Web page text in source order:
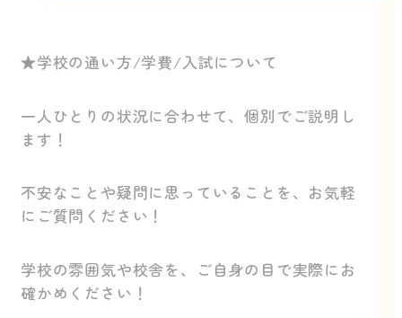
★学校の通い方/学費/入試について
一人ひとりの状況に合わせて、個別でご説明し
ます！
不安なことや疑問に思っていることを、お気軽
にご質問ください！
学校の雰囲気や校舎を、ご自身の目で実際にお
確かめください！